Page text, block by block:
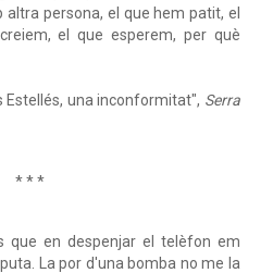
persona, el que hem patit, el
el que esperem, per què
Estellés, una inconformitat", Serra
* * *
que en despenjar el telèfon em
La por d'una bomba no me la